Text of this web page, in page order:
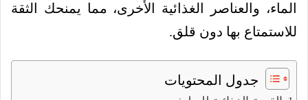
الماء، والعناصر الغذائية الأخرى، مما يمنحك الثقة
للاستمتاع بها دون قلق.
جدول المحتويات